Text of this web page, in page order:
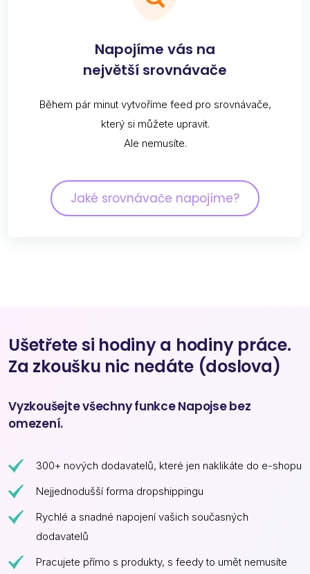
Napojíme vás na
největší srovnávače
Během pár minut vytvoříme feed pro srovnávače,
který si můžete upravit.
Ale nemusíte.
Jaké srovnávače napojíme?
Ušetřete si hodiny a hodiny práce.
Za zkoušku nic nedáte (doslova)
Vyzkoušejte všechny funkce Napojse bez
omezení.
300+ nových dodavatelů, které jen naklikáte do e-shopu
Nejjednodušší forma dropshippingu
Rychlé a snadné napojení vašich současných
dodavatelů
Pracujete přímo s produkty, s feedy to umět nemusíte